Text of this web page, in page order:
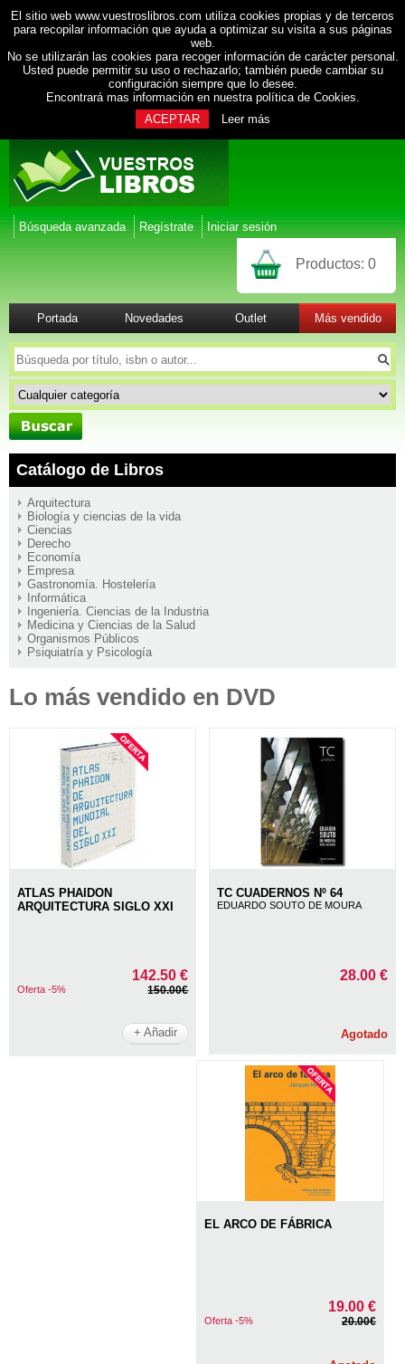
El sitio web www.vuestroslibros.com utiliza cookies propias y de terceros
para recopilar información que ayuda a optimizar su visita a sus páginas
web.
No se utilizarán las cookies para recoger información de carácter personal.
Usted puede permitir su uso o rechazarlo; también puede cambiar su
configuración siempre que lo desee.
Encontrará mas información en nuestra política de Cookies.
ACEPTAR
Leer más
Búsqueda avanzada Regístrate Iniciar sesión
Productos: 0
Portada Novedades Outlet Más vendido
Catálogo de Libros
Arquitectura
Biología y ciencias de la vida
Ciencias
Derecho
Economía
Empresa
Gastronomía. Hostelería
Informática
Ingeniería. Ciencias de la Industria
Medicina y Ciencias de la Salud
Organismos Públicos
Psiquiatría y Psicología
Lo más vendido en DVD
ATLAS PHAIDON
ARQUITECTURA SIGLO XXI
142.50 €
Oferta -5% 150.00€
+ Añadir
TC CUADERNOS Nº 64
EDUARDO SOUTO DE MOURA
28.00 €
Agotado
EL ARCO DE FÁBRICA
19.00 €
Oferta -5% 20.00€